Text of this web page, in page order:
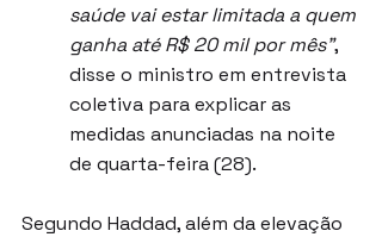
saúde vai estar limitada a quem
ganha até R$ 20 mil por mês”,
disse o ministro em entrevista
coletiva para explicar as
medidas anunciadas na noite
de quarta-feira (28).
Segundo Haddad, além da elevação